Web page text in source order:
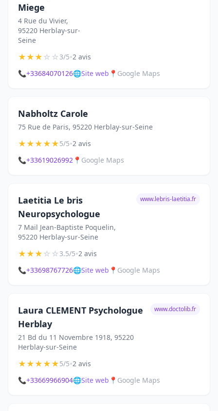
Miege
4 Rue du Vivier,
95220 Herblay-sur-
Seine
★★★☆☆3/5•2 avis
📞+33684070126🌐Site web 📍 Google Maps
Nabholtz Carole
75 Rue de Paris, 95220 Herblay-sur-Seine
★★★★★5/5•2 avis
📞+33619026992 📍 Google Maps
Laetitia Le bris
Neuropsychologue
7 Mail Jean-Baptiste Poquelin,
95220 Herblay-sur-Seine
www.lebris-laetitia.fr
★★★☆☆3.5/5•2 avis
📞+33698767726🌐Site web 📍 Google Maps
Laura CLEMENT Psychologue
Herblay
21 Bd du 11 Novembre 1918, 95220
Herblay-sur-Seine
www.doctolib.fr
★★★★★5/5•2 avis
📞+33669966904🌐Site web 📍 Google Maps